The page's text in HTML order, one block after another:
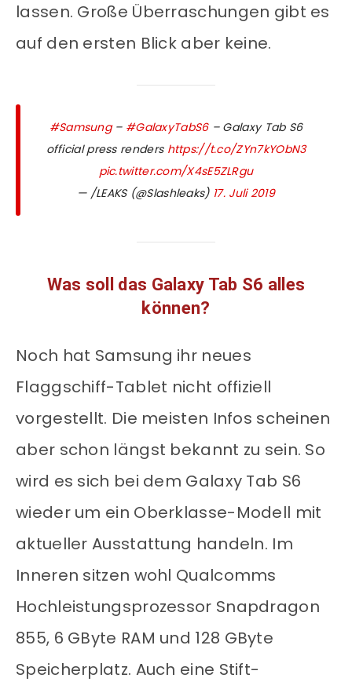
lassen. Große Überraschungen gibt es
auf den ersten Blick aber keine.
#Samsung– #GalaxyTabS6– Galaxy Tab S6
official press renders https://t.co/ZYn7kYObN3
pic.twitter.com/X4sE5ZLRgu
— /LEAKS (@Slashleaks) 17. Juli 2019
Was soll das Galaxy Tab S6 alles
können?
Noch hat Samsung ihr neues
Flaggschiff-Tablet nicht offiziell
vorgestellt. Die meisten Infos scheinen
aber schon längst bekannt zu sein. So
wird es sich bei dem Galaxy Tab S6
wieder um ein Oberklasse-Modell mit
aktueller Ausstattung handeln. Im
Inneren sitzen wohl Qualcomms
Hochleistungsprozessor Snapdragon
855, 6 GByte RAM und 128 GByte
Speicherplatz. Auch eine Stift-